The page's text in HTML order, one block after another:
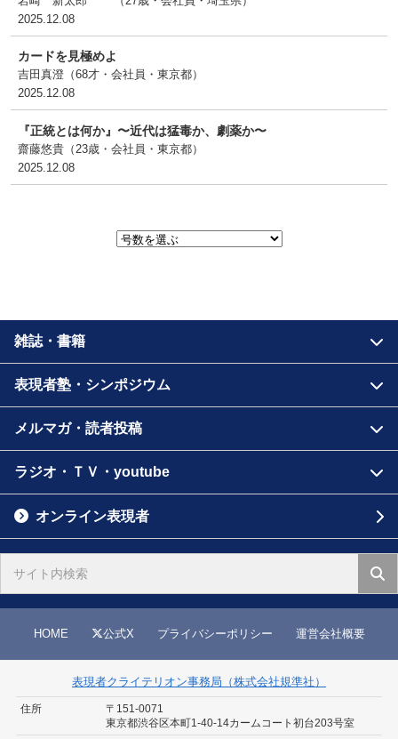
2025.12.08
カードを見極めよ
吉田真澄（68才・会社員・東京都）
2025.12.08
『正統とは何か』〜近代は猛毒か、劇薬か〜
齋藤悠貴（23歳・会社員・東京都）
2025.12.08
雑誌・書籍
表現者塾・シンポジウム
メルマガ・読者投稿
ラジオ・ＴＶ・youtube
オンライン表現者
HOME 公式X プライバシーポリシー 運営会社概要
表現者クライテリオン事務局（株式会社規準社）
住所
〒151-0071
東京都渋谷区本町1-40-14カームコート初台203号室